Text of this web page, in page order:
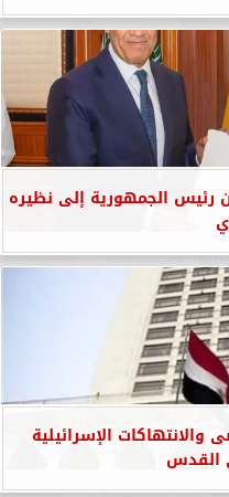
رئيس الجمهورية إلى نظيره
الإسرائيلية
القدس